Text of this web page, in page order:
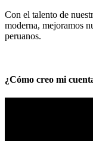
Con el talento de
moderna, mejoramos
peruanos.
¿Cómo creo mi